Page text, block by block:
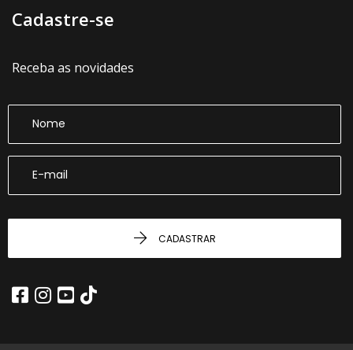
Cadastre-se
Receba as novidades
CADASTRAR